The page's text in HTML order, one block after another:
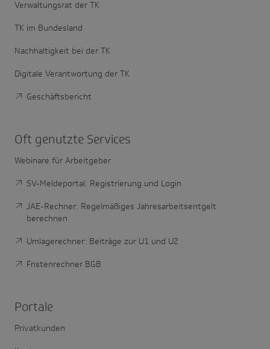
Verwaltungsrat der TK
TK im Bundesland
Nachhaltigkeit bei der TK
Digitale Verantwortung der TK
Geschäftsbericht
Oft genutzte Services
Webinare für Arbeitgeber
SV-Meldeportal: Registrierung und Login
JAE-Rechner: Regelmäßiges Jahresarbeitsentgelt
berechnen
Umlagerechner: Beiträge zur U1 und U2
Fristenrechner BGB
Portale
Privatkunden